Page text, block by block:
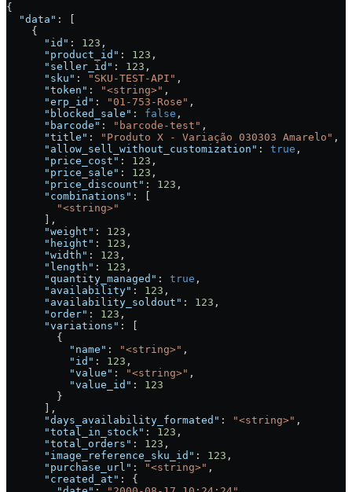
{
  "data"
: [
    {
      "id"
: 123 ,
      "product_id"
: 123 ,
      "seller_id"
: 123 ,
      "sku"
: "SKU-TEST-API" ,
      "token"
: "<string>" ,
      "erp_id"
: "01-753-Rose" ,
      "blocked_sale"
: false ,
      "barcode"
: "barcode-test" ,
      "title"
: "Produto X - Variação 030303 Amarelo" ,
      "allow_sell_without_customization"
: true ,
      "price_cost"
: 123 ,
      "price_sale"
: 123 ,
      "price_discount"
: 123 ,
      "combinations"
: [
        "<string>"
      ],
      "weight"
: 123 ,
      "height"
: 123 ,
      "width"
: 123 ,
      "length"
: 123 ,
      "quantity_managed"
: true ,
      "availability"
: 123 ,
      "availability_soldout"
: 123 ,
      "order"
: 123 ,
      "variations"
: [
        {
          "name"
: "<string>" ,
          "id"
: 123 ,
          "value"
: "<string>" ,
          "value_id"
: 123
        }
      ],
      "days_availability_formated"
: "<string>" ,
      "total_in_stock"
: 123 ,
      "total_orders"
: 123 ,
      "image_reference_sku_id"
: 123 ,
      "purchase_url"
: "<string>" ,
      "created_at"
: {